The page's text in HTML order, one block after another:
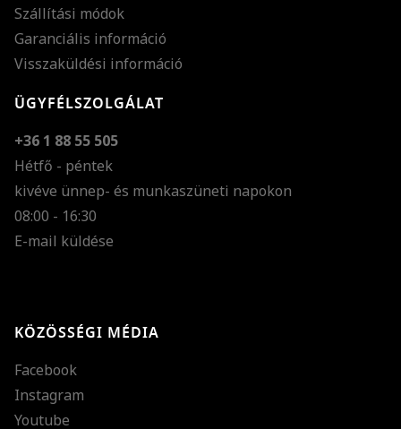
Szállítási módok
Garanciális információ
Visszaküldési információ
ÜGYFÉLSZOLGÁLAT
+36 1 88 55 505
Hétfő - péntek
kivéve ünnep- és munkaszüneti napokon
08:00 - 16:30
E-mail küldése
KÖZÖSSÉGI MÉDIA
Facebook
Instagram
Youtube